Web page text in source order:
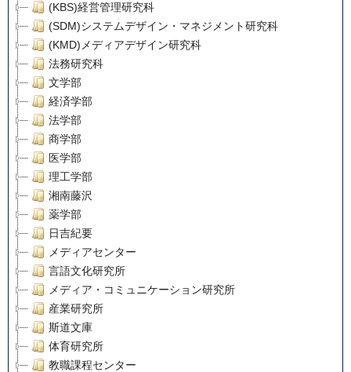
(KBS)経営管理研究科
(SDM)システムデザイン・マネジメント研究科
(KMD)メディアデザイン研究科
法務研究科
文学部
経済学部
法学部
商学部
医学部
理工学部
湘南藤沢
薬学部
日吉紀要
メディアセンター
言語文化研究所
メディア・コミュニケーション研究所
産業研究所
斯道文庫
体育研究所
教職課程センター